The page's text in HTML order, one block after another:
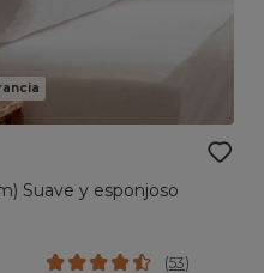
Suave y esponjoso
(53)